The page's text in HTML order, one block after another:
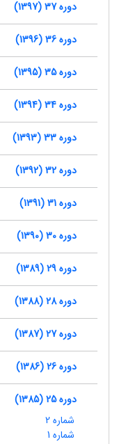
دوره 37 (1397)
دوره 36 (1396)
دوره 35 (1395)
دوره 34 (1394)
دوره 33 (1393)
دوره 32 (1392)
دوره 31 (1391)
دوره 30 (1390)
دوره 29 (1389)
دوره 28 (1388)
دوره 27 (1387)
دوره 26 (1386)
دوره 25 (1385)
شماره 2
شماره 1